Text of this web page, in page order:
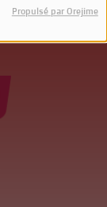
Propulsé par Orejime